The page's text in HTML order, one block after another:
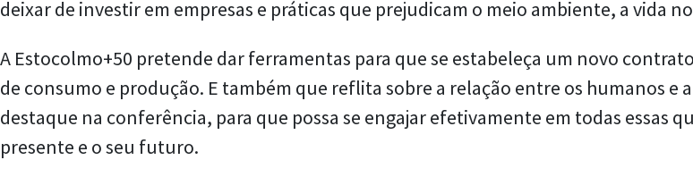
deixar de investir em empresas e práticas que prejudicam o meio ambiente, a vida
A Estocolmo+50 pretende dar ferramentas para que se estabeleça um novo
de consumo e produção. E também que reflita sobre a relação entre os humanos e
destaque na conferência, para que possa se engajar efetivamente em todas essas
presente e o seu futuro.